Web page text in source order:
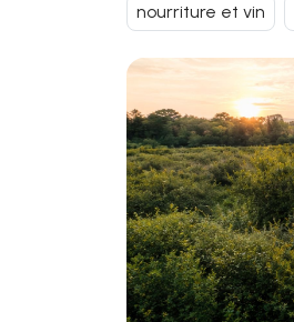
nourriture et vin